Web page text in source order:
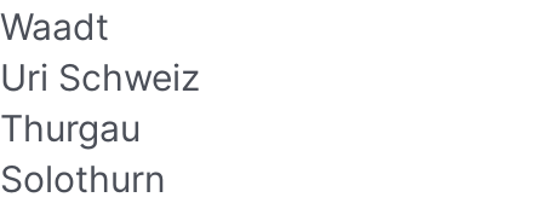
Waadt
Uri Schweiz
Thurgau
Solothurn